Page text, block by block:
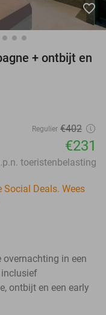
favorite_border
+ ontbijt en
Regulier €402
€231
toeristenbelasting
Deals. Wees
overnachting in een
inclusief
ontbijt en een early